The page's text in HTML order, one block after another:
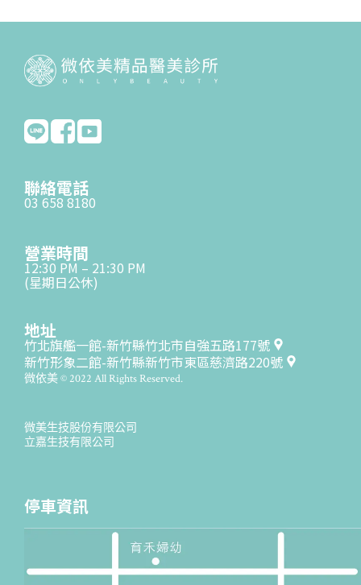
聯絡電話
03 658 8180
營業時間
12:30 PM – 21:30 PM
(星期日公休)
地址
竹北旗艦一館-新竹縣竹北市自強五路177號
新竹形象二館-新竹縣新竹市東區慈濟路220號
微依美 © 2022 All Rights Reserved.
微美生技股份有限公司
立嘉生技有限公司
停車資訊